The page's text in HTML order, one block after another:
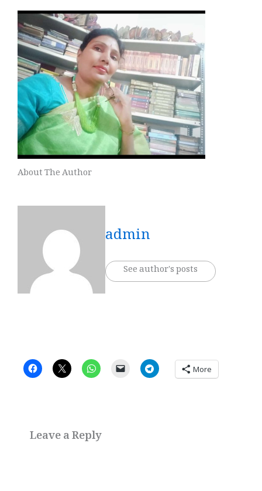
About The Author
admin
See author's posts
More
Leave a Reply